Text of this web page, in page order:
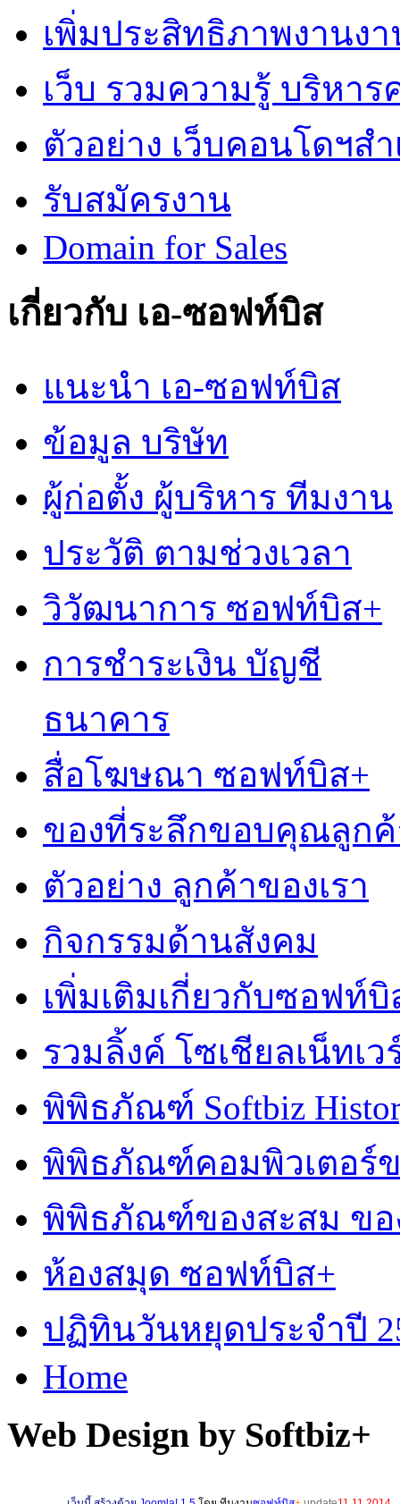
เพิ่มประสิทธิภาพงานง
เว็บ รวมความรู้ บริหาร
ตัวอย่าง เว็บคอนโดฯสำ
รับสมัครงาน
Domain for Sales
เกี่ยวกับ เอ-ซอฟท์บิส
แนะนำ เอ-ซอฟท์บิส
ข้อมูล บริษัท
ผู้ก่อตั้ง ผู้บริหาร ทีมงาน
ประวัติ ตามช่วงเวลา
วิวัฒนาการ ซอฟท์บิส+
การชำระเงิน บัญชี
ธนาคาร
สื่อโฆษณา ซอฟท์บิส+
ของที่ระลึกขอบคุณลูก
ตัวอย่าง ลูกค้าของเรา
กิจกรรมด้านสังคม
เพิ่มเติมเกี่ยวกับซอฟท์บิ
รวมลิ้งค์ โซเชียลเน็ทเว
พิพิธภัณฑ์ Softbiz
พิพิธภัณฑ์คอมพิวเตอร์
พิพิธภัณฑ์ของสะสม ขอ
ห้องสมุด ซอฟท์บิส+
ปฏิทินวันหยุดประจำปี
Home
Web Design by Softbiz+